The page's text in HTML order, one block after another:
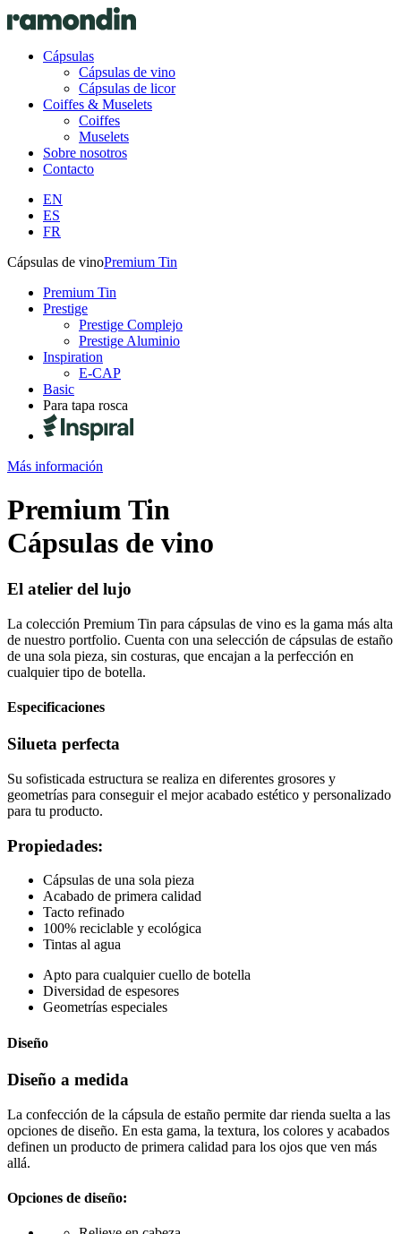
Cápsulas
Cápsulas de vino
Cápsulas de licor
Coiffes & Muselets
Coiffes
Muselets
Sobre nosotros
Contacto
EN
ES
FR
Cápsulas de vinoPremium Tin
Premium Tin
Prestige
Prestige Complejo
Prestige Aluminio
Inspiration
E-CAP
Basic
Para tapa rosca
Más información
Premium Tin
Cápsulas de vino
El atelier del lujo
La colección Premium Tin para cápsulas de vino es la gama más alta
de nuestro portfolio. Cuenta con una selección de cápsulas de estaño
de una sola pieza, sin costuras, que encajan a la perfección en
cualquier tipo de botella.
Especificaciones
Silueta perfecta
Su sofisticada estructura se realiza en diferentes grosores y
geometrías para conseguir el mejor acabado estético y personalizado
para tu producto.
Propiedades:
Cápsulas de una sola pieza
Acabado de primera calidad
Tacto refinado
100% reciclable y ecológica
Tintas al agua
Apto para cualquier cuello de botella
Diversidad de espesores
Geometrías especiales
Diseño
Diseño a medida
La confección de la cápsula de estaño permite dar rienda suelta a las
opciones de diseño. En esta gama, la textura, los colores y acabados
definen un producto de primera calidad para los ojos que ven más
allá.
Opciones de diseño: